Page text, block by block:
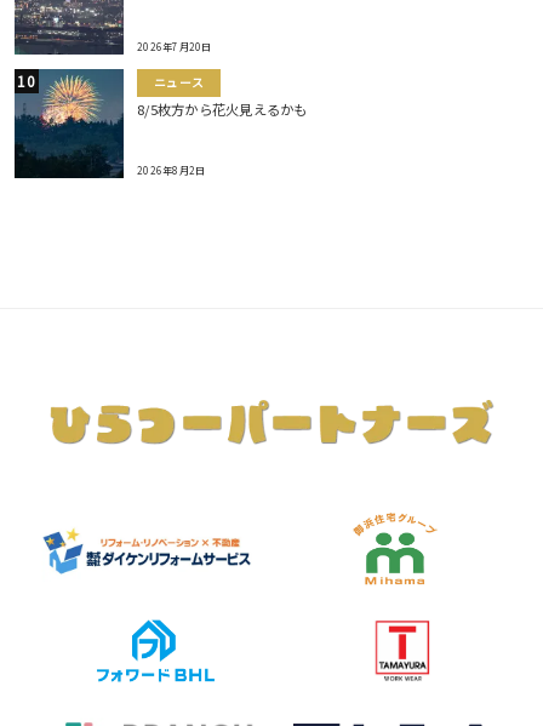
2026年7月20日
ニュース
8/5枚方から花火見えるかも
2026年8月2日